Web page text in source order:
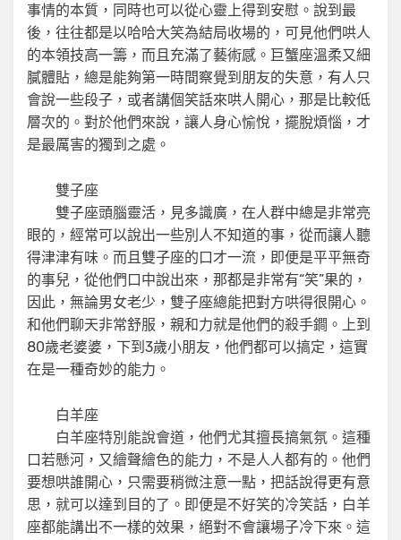
事情的本質，同時也可以從心靈上得到安慰。說到最
後，往往都是以哈哈大笑為結局收場的，可見他們哄人
的本領技高一籌，而且充滿了藝術感。巨蟹座溫柔又細
膩體貼，總是能夠第一時間察覺到朋友的失意，有人只
會說一些段子，或者講個笑話來哄人開心，那是比較低
層次的。對於他們來說，讓人身心愉悅，擺脫煩惱，才
是最厲害的獨到之處。
雙子座
雙子座頭腦靈活，見多識廣，在人群中總是非常亮
眼的，經常可以說出一些別人不知道的事，從而讓人聽
得津津有味。而且雙子座的口才一流，即便是平平無奇
的事兒，從他們口中說出來，那都是非常有“笑”果的，
因此，無論男女老少，雙子座總能把對方哄得很開心。
和他們聊天非常舒服，親和力就是他們的殺手鐧。上到
80歲老婆婆，下到3歲小朋友，他們都可以搞定，這實
在是一種奇妙的能力。
白羊座
白羊座特別能說會道，他們尤其擅長搞氣氛。這種
口若懸河，又繪聲繪色的能力，不是人人都有的。他們
要想哄誰開心，只需要稍微注意一點，把話說得更有意
思，就可以達到目的了。即便是不好笑的冷笑話，白羊
座都能講出不一樣的效果，絕對不會讓場子冷下來。這